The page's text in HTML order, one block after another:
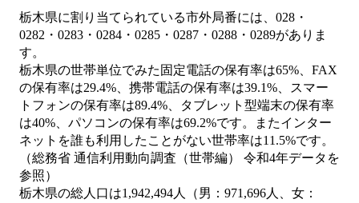
栃木県に割り当てられている市外局番には、028・
0282・0283・0284・0285・0287・0288・0289がありま
す。
栃木県の世帯単位でみた固定電話の保有率は65%、FAX
の保有率は29.4%、携帯電話の保有率は39.1%、スマー
トフォンの保有率は89.4%、タブレット型端末の保有率
は40%、パソコンの保有率は69.2%です。またインター
ネットを誰も利用したことがない世帯率は11.5%です。
（総務省 通信利用動向調査（世帯編） 令和4年データを
参照）
栃木県の総人口は1,942,494人（男：971,696人、女：